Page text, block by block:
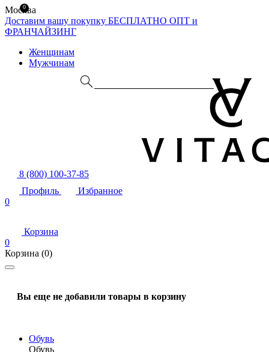
Москва
Доставим вашу покупку БЕСПЛАТНО ОПТ и
ФРАНЧАЙЗИНГ
Женщинам
Мужчинам
8 (800) 100-37-85
Профиль
Избранное
0
Корзина
0
Корзина (0)
Вы еще не добавили товары в корзину
Обувь
Обувь
0